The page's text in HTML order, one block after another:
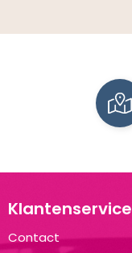
Klantenservice
Contact